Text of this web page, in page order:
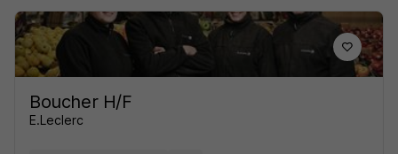
Boucher H/F
E.Leclerc